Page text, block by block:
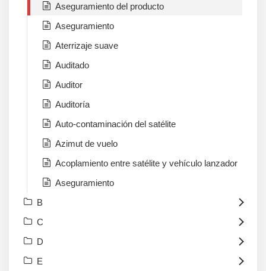
Aseguramiento del producto
Aseguramiento
Aterrizaje suave
Auditado
Auditor
Auditoría
Auto-contaminación del satélite
Azimut de vuelo
Acoplamiento entre satélite y vehículo lanzador
Aseguramiento
B
C
D
E